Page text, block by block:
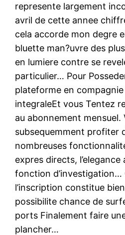
represente largement
avril de cette annee
cela accorde mon degre
bluette man?uvre des
en lumiere contre se
particulier… Pour
plateforme en
integraleEt vous Tentez
au abonnement mensuel.
subsequemment profiter
nombreuses
expres directs,
fonction d’investigation…
l’inscription constitue
possibilite chance de
ports Finalement faire
plancher…